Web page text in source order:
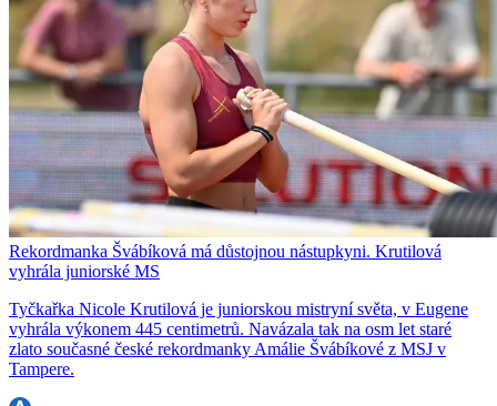
Rekordmanka Švábíková má důstojnou nástupkyni. Krutilová
vyhrála juniorské MS
Tyčkařka Nicole Krutilová je juniorskou mistryní světa, v Eugene
vyhrála výkonem 445 centimetrů. Navázala tak na osm let staré
zlato současné české rekordmanky Amálie Švábíkové z MSJ v
Tampere.